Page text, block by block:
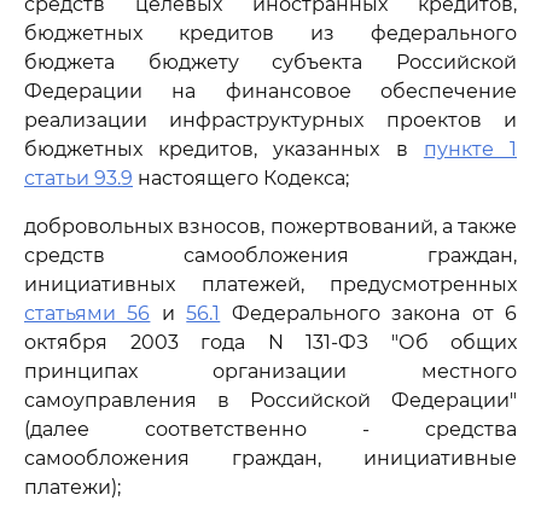
бюджетных кредитов из федерального
бюджета бюджету субъекта Российской
Федерации на финансовое обеспечение
реализации инфраструктурных проектов и
бюджетных кредитов, указанных в пункте 1
статьи 93.9 настоящего Кодекса;
добровольных взносов, пожертвований, а также
средств самообложения граждан,
инициативных платежей, предусмотренных
статьями 56 и56.1
Федерального закона от 6
октября 2003 года N 131-ФЗ "Об общих
принципах организации местного
самоуправления в Российской Федерации"
(далее соответственно - средства
самообложения граждан, инициативные
платежи);